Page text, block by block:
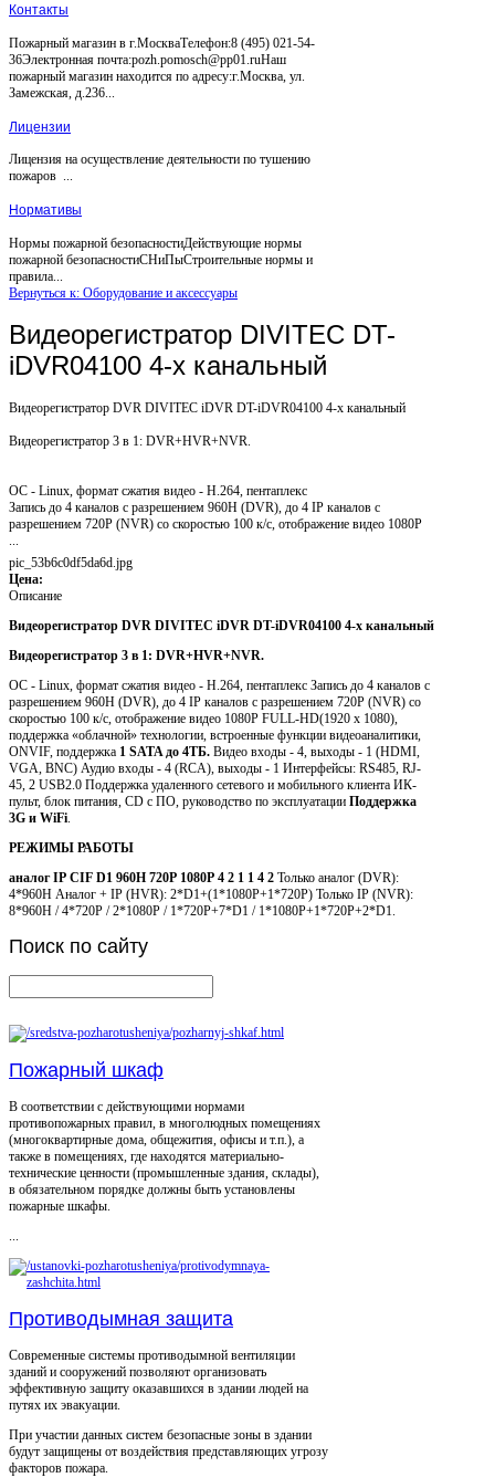
Контакты
Пожарный магазин в г.МоскваТелефон:8 (495) 021-54-
36Электронная почта:pozh.pomosch@pp01.ruНаш
пожарный магазин находится по адресу:г.Москва, ул.
Замежская, д.236...
Лицензии
Лицензия на осуществление деятельности по тушению
пожаров ...
Нормативы
Нормы пожарной безопасностиДействующие нормы
пожарной безопасностиСНиПыСтроительные нормы и
правила...
Вернуться к: Оборудование и аксессуары
Видеорегистратор DIVITEC DT-
iDVR04100 4-x канальный
Видеорегистратор DVR DIVITEC iDVR DT-iDVR04100 4-x канальный
Видеорегистратор 3 в 1: DVR+HVR+NVR.
ОС - Linux, формат сжатия видео - H.264, пентаплекс
Запись до 4 каналов с разрешением 960H (DVR), до 4 IP каналов с
разрешением 720P (NVR) со скоростью 100 к/c, отображение видео 1080P
pic_53b6c0df5da6d.jpg
Цена:
Описание
Видеорегистратор DVR DIVITEC iDVR DT-iDVR04100 4-x канальный
Видеорегистратор 3 в 1: DVR+HVR+NVR.
ОС - Linux, формат сжатия видео - H.264, пентаплекс Запись до 4 каналов с
разрешением 960H (DVR), до 4 IP каналов с разрешением 720P (NVR) со
скоростью 100 к/c, отображение видео 1080P FULL-HD(1920 x 1080),
поддержка «облачной» технологии, встроенные функции видеоаналитики,
ONVIF, поддержка 1 SATA до 4ТБ. Видео входы - 4, выходы - 1 (HDMI,
VGA, BNC) Аудио входы - 4 (RCA), выходы - 1 Интерфейсы: RS485, RJ-
45, 2 USB2.0 Поддержка удаленного сетевого и мобильного клиента ИК-
пульт, блок питания, CD с ПО, руководство по эксплуатации Поддержка
3G и WiFi
РЕЖИМЫ РАБОТЫ
аналог IP CIF D1 960H 720P 1080P 4 2 1 1 4 2 Только аналог (DVR):
4*960H Аналог + IP (HVR): 2*D1+(1*1080P+1*720P) Только IP (NVR):
8*960H / 4*720P / 2*1080P / 1*720P+7*D1 / 1*1080P+1*720P+2*D1.
Поиск по сайту
Пожарный шкаф
В соответствии с действующими нормами
противопожарных правил, в многолюдных помещениях
(многоквартирные дома, общежития, офисы и т.п.), а
также в помещениях, где находятся материально-
технические ценности (промышленные здания, склады),
в обязательном порядке должны быть установлены
пожарные шкафы.
...
Противодымная защита
Современные системы противодымной вентиляции
зданий и сооружений позволяют организовать
эффективную защиту оказавшихся в здании людей на
путях их эвакуации.
При участии данных систем безопасные зоны в здании
будут защищены от воздействия представляющих угрозу
факторов пожара.